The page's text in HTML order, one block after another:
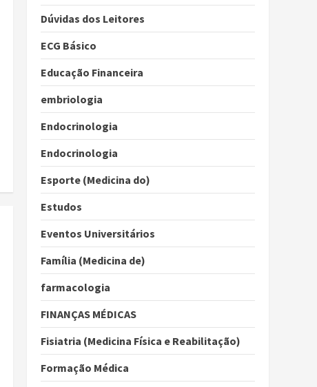
Dúvidas dos Leitores
ECG Básico
Educação Financeira
embriologia
Endocrinologia
Endocrinologia
Esporte (Medicina do)
Estudos
Eventos Universitários
Família (Medicina de)
farmacologia
FINANÇAS MÉDICAS
Fisiatria (Medicina Física e Reabilitação)
Formação Médica